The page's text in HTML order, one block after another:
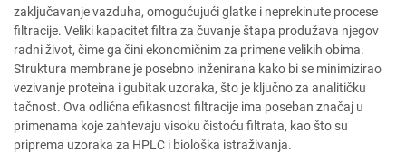
zaključavanje vazduha, omogućujući glatke i neprekinute procese
filtracije. Veliki kapacitet filtra za čuvanje štapa produžava njegov
radni život, čime ga čini ekonomičnim za primene velikih obima.
Struktura membrane je posebno inženirana kako bi se minimizirao
vezivanje proteina i gubitak uzoraka, što je ključno za analitičku
tačnost. Ova odlična efikasnost filtracije ima poseban značaj u
primenama koje zahtevaju visoku čistoću filtrata, kao što su
priprema uzoraka za HPLC i biološka istraživanja.